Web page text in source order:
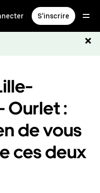
S'inscrire
Ourlet :
de vous
ces deux